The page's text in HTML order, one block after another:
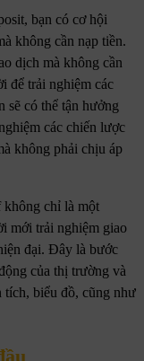
bạn có cơ hội
không cần nạp tiền.
dịch mà không cần
để trải nghiệm các
sẽ có thể tận hưởng
các chiến lược
không phải chịu áp
chỉ là một
mới trải nghiệm giao
đại. Đây là bước
của thị trường và
tích, biểu đồ, cũng như